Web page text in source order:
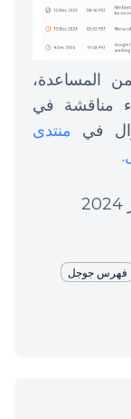
المساعدة،
مناقشة في
في منتدى
.
فهرس جوجل